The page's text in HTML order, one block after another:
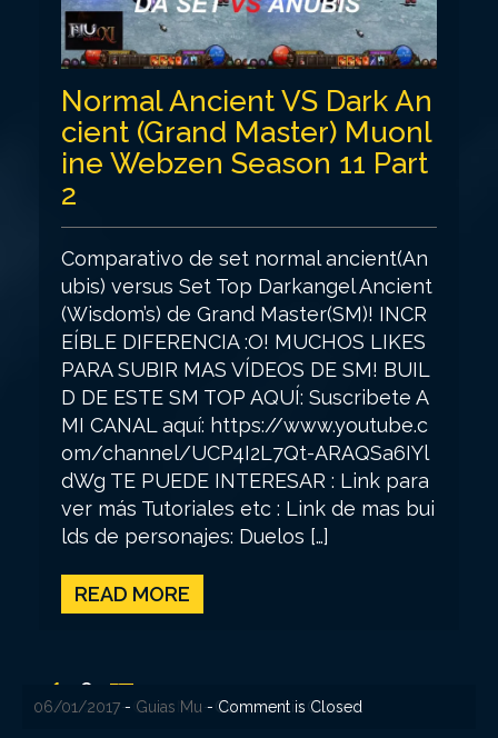
30/01/2017- Guias Mu - Comment is Closed
30/01/2017- Guias Mu - Comment is Closed
25/01/2017- Guias Mu - Comment is Closed
21/01/2017- Guias Mu - Comment is Closed
19/01/2017- Guias Mu - Comment is Closed
16/01/2017- Guias Mu - Comment is Closed
13/01/2017- Guias Mu - Comment is Closed
10/01/2017- Guias Mu - Comment is Closed
06/01/2017 - Guias Mu - Comment is Closed
Normal Ancient VS Dark An
cient (Grand Master) Muonl
ine Webzen Season 11 Part
2
Comparativo de set normal ancient(An
ubis) versus Set Top Darkangel Ancient
(Wisdom’s) de Grand Master(SM)! INCR
EÍBLE DIFERENCIA :O! MUCHOS LIKES
PARA SUBIR MAS VÍDEOS DE SM! BUIL
D DE ESTE SM TOP AQUÍ: Suscribete A
MI CANAL aquí: https://www.youtube.c
om/channel/UCP4I2L7Qt-ARAQSa6IYl
dWg TE PUEDE INTERESAR : Link para
ver más Tutoriales etc : Link de mas bui
lds de personajes: Duelos […]
READ MORE
P
1 2